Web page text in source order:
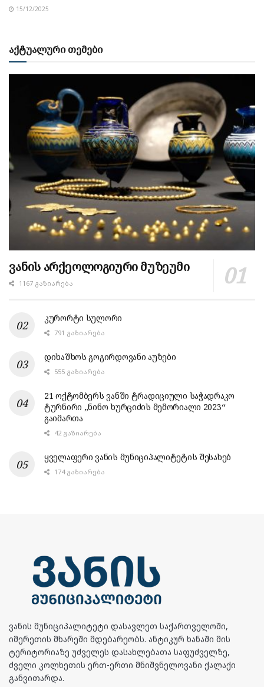
15/12/2025
აქტუალური თემები
ვანის არქეოლოგიური მუზეუმი
1167 ᲒᲐᲖᲘᲐᲠᲔᲑᲐ
კურორტი სულორი
791 ᲒᲐᲖᲘᲐᲠᲔᲑᲐ
დიხაშხოს გოგირდოვანი აუზები
555 ᲒᲐᲖᲘᲐᲠᲔᲑᲐ
21 ოქტომბერს ვანში ტრადიციული საჭადრაკო
ტურნირი „ნინო ხურციძის მემორიალი 2023“
გაიმართა
42 ᲒᲐᲖᲘᲐᲠᲔᲑᲐ
ყველაფერი ვანის მუნიციპალიტეტის შესახებ
174 ᲒᲐᲖᲘᲐᲠᲔᲑᲐ
ვანის მუნიციპალიტეტი დასავლეთ საქართველოში,
იმერეთის მხარეში მდებარეობს. ანტიკურ ხანაში მის
ტერიტორიაზე უძველეს დასახლებათა საფუძველზე,
ძველი კოლხეთის ერთ-ერთი მნიშვნელოვანი ქალაქი
განვითარდა.